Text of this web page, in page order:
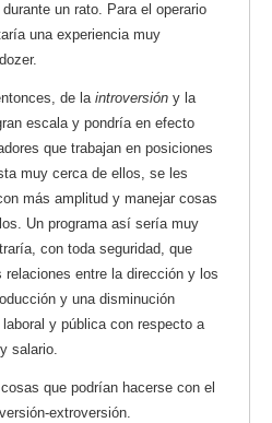
un rato. Para el operario
una experiencia muy
de la introversión y la
escala y pondría en efecto
que trabajan en posiciones
muy cerca de ellos, se les
más amplitud y manejar cosas
Un programa así sería muy
con toda seguridad, que
entre la dirección y los
y una disminución
y pública con respecto a
salario.
que podrían hacerse con el
extroversión.